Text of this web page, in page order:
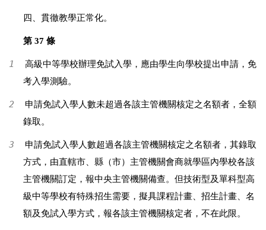
四、貫徹教學正常化。
第 37 條
1 高級中等學校辦理免試入學，應由學生向學校提出申請，免
考入學測驗。
2 申請免試入學人數未超過各該主管機關核定之名額者，全額
錄取。
3 申請免試入學人數超過各該主管機關核定之名額者，其錄取
方式，由直轄市、縣（市）主管機關會商就學區內學校各該
主管機關訂定，報中央主管機關備查。但技術型及單科型高
級中等學校有特殊招生需要，擬具課程計畫、招生計畫、名
額及免試入學方式，報各該主管機關核定者，不在此限。